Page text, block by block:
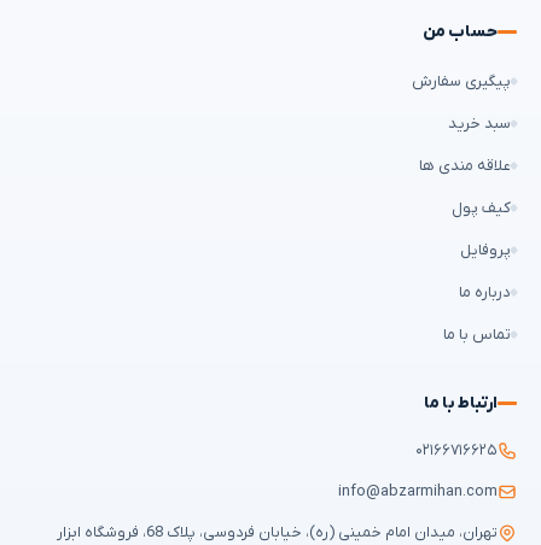
حساب من
پیگیری سفارش
سبد خرید
علاقه مندی ها
کیف پول
پروفایل
درباره ما
تماس با ما
ارتباط با ما
۰۲۱۶۶۷۱۶۶۲۵
info@abzarmihan.com
تهران، میدان امام خمینی (ره)، خیابان فردوسی، پلاک 68، فروشگاه ابزار